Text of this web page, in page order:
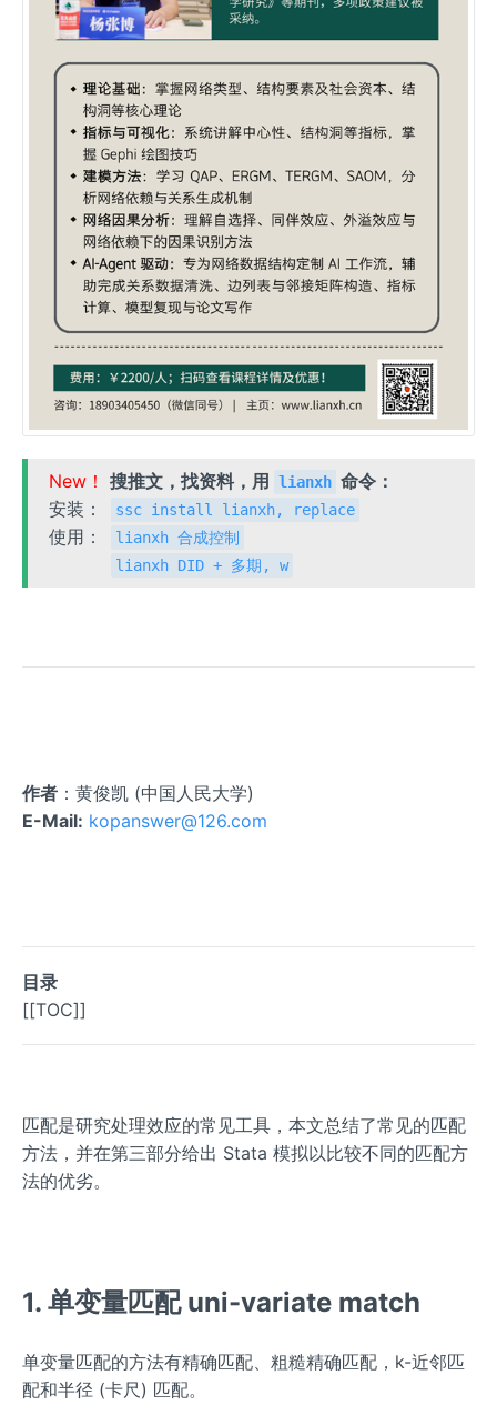
New！ 搜推文，找资料，用 lianxh 命令：
安装：
ssc install lianxh, replace
使用：
lianxh 合成控制
lianxh DID + 多期, w
作者 ：黄俊凯 (中国人民大学)
E-Mail: kopanswer@126.com
目录
[[TOC]]
匹配是研究处理效应的常见工具，本文总结了常见的匹配
方法，并在第三部分给出 Stata 模拟以比较不同的匹配方
法的优劣。
1. 单变量匹配 uni-variate match
单变量匹配的方法有精确匹配、粗糙精确匹配，k-近邻匹
配和半径 (卡尺) 匹配。